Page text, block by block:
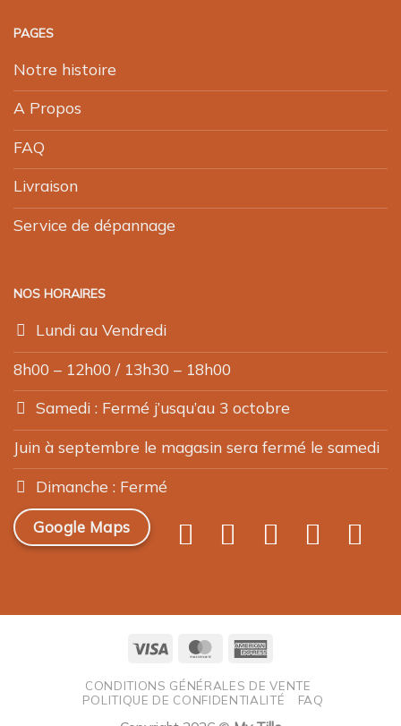
PAGES
Notre histoire
A Propos
FAQ
Livraison
Service de dépannage
NOS HORAIRES
Lundi au Vendredi
8h00 – 12h00 / 13h30 – 18h00
Samedi : Fermé j’usqu’au 3 octobre
Juin à septembre le magasin sera fermé le samedi
Dimanche : Fermé
Google Maps
Visa MasterCard
CONDITIONS GÉNÉRALES DE VENTE
POLITIQUE DE CONFIDENTIALITÉ
FAQ